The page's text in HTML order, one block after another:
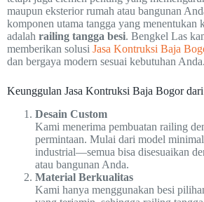
maupun eksterior rumah atau bangunan
komponen utama tangga yang menentukan
adalah railing tangga besi. Bengkel Las
memberikan solusi Jasa Kontruksi Baja
dan bergaya modern sesuai kebutuhan Anda.
Keunggulan Jasa Kontruksi Baja Bogor
Desain Custom
Kami menerima pembuatan railing
permintaan. Mulai dari model
industrial—semua bisa disesuaikan
atau bangunan Anda.
Material Berkualitas
Kami hanya menggunakan besi